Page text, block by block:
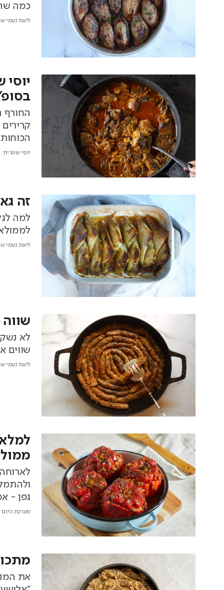
כמה
ליאת נעמי
החורף
יוסי שטרית
זה
למה
ליאת נעמי
לא
שווים
ליאת נעמי
גפן -
מערכת היום